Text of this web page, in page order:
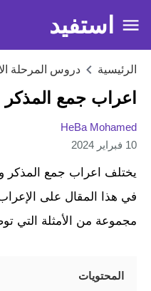
استفيد
الرئيسية دروس المرحلة
اعراب جمع المذكر
HeBa Mohamed
10 فبراير 2024
يختلف اعراب جمع المذكر
في هذا المقال على
مجموعة من الأمثلة التي
المحتويات